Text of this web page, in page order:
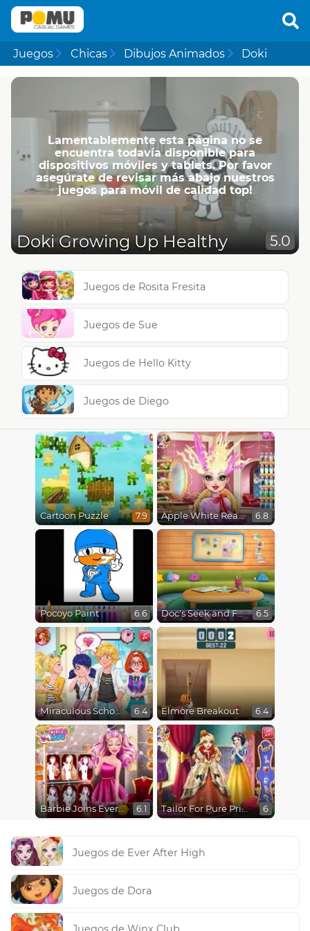
Juegos Chicas Dibujos Animados Doki
Lamentablemente esta página no se
encuentra todavía disponible para
dispositivos móviles y tablets. Por favor
asegúrate de revisar más abajo nuestros
juegos para móvil de calidad top!
Doki Growing Up Healthy 5.0
Juegos de Rosita Fresita
Juegos de Sue
Juegos de Hello Kitty
Juegos de Diego
Cartoon Puzzle 7.9 Apple White Real Haircuts 6.8
Pocoyo Paint 6.6 Doc's Seek and Find 6.5
Miraculous School Kiss 6.4 Elmore Breakout 6.4
Barbie Joins Ever After High 6.1 Tailor For Pure Princess 6
Juegos de Ever After High
Juegos de Dora